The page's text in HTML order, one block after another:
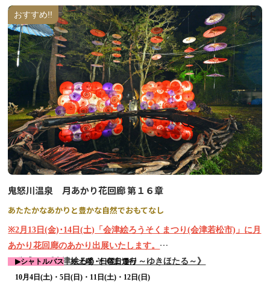
おすすめ!!
鬼怒川温泉 月あかり花回廊 第１６章
あたたかなあかりと豊かな自然でおもてなし
※2月13日(金)･14日(土)「会津絵ろうそくまつり(会津若松市)」に月
あかり花回廊のあかり出展いたします。
→公式HP《会津絵ろうそくまつり～ゆきほたる～》
▶シャトルバス※土曜・日曜日運行
10月4日(土)・5日(日)・11日(土)・12日(日)